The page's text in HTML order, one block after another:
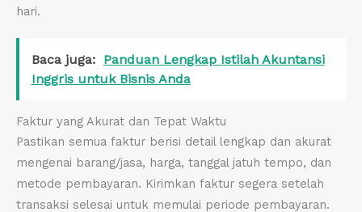
hari.
Baca juga:
Panduan Lengkap Istilah Akuntansi
Inggris untuk Bisnis Anda
Faktur yang Akurat dan Tepat Waktu
Pastikan semua faktur berisi detail lengkap dan akurat
mengenai barang/jasa, harga, tanggal jatuh tempo, dan
metode pembayaran. Kirimkan faktur segera setelah
transaksi selesai untuk memulai periode pembayaran.